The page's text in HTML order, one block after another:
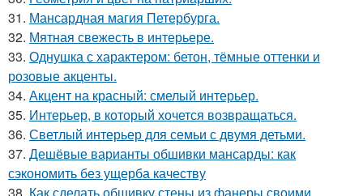
31. Мансардная магия Петербурга.
32. Мятная свежесть в интерьере.
33. Однушка с характером: бетон, тёмные оттенки и
розовые акценты.
34. Акцент на красный: смелый интерьер.
35. Интерьер, в который хочется возвращаться.
36. Светлый интерьер для семьи с двумя детьми.
37. Дешёвые варианты обшивки мансарды: как
сэкономить без ущерба качеству